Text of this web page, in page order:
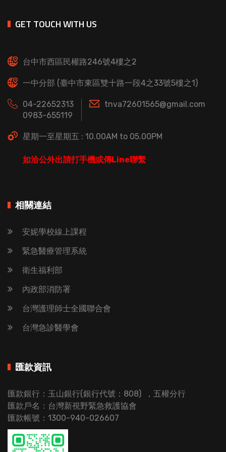
GET TOUCH WITH US
台中市西區民權路246號4樓之2
一中分部 (臺中市東區雙十路一段4之33號5樓之1)
04-22652313
0983-655119
tnva72601565@gmail.com
星期一至星期五 : 10.00AM to 05.00PM
如洽公外出請打手機或傳Line聯繫
相關連結
安妮學校線上課程
緊急醫療管理系統
衛生福利部
內政部消防署
台灣護理師士全國聯合會
台灣急診醫學會
匯款資訊
匯款銀行：玉山銀行(銀行代號：808) ，五權分行
匯款戶名：台灣新視野緊急救護協會
匯款帳號：1300-940-026607